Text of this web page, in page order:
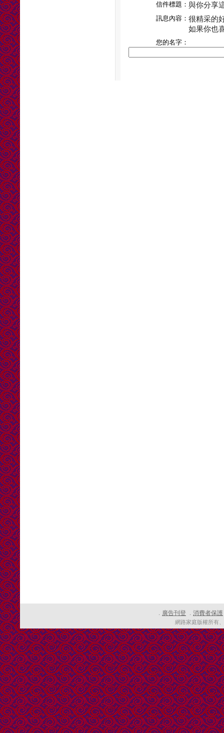
信件標題： 與你分享
訊息內容： 很精采的
如果你也
您的名字：
． 廣告刊登 ． 消費者保護
網路家庭版權所有